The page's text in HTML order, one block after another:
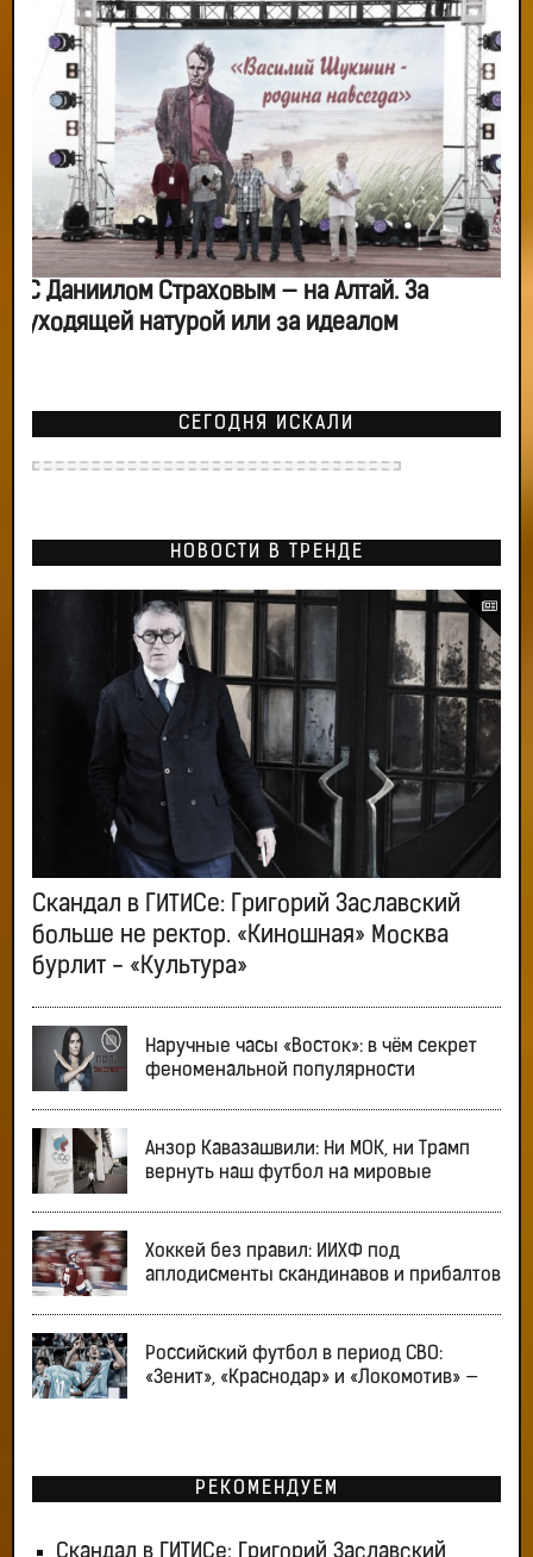
С Даниилом Страховым — на Алтай. За
уходящей натурой или за идеалом
СЕГОДНЯ ИСКАЛИ
НОВОСТИ В ТРЕНДЕ
Скандал в ГИТИСе: Григорий Заславский
больше не ректор. «Киношная» Москва
бурлит - «Культура»
Наручные часы «Восток»: в чём секрет
феноменальной популярности
Анзор Кавазашвили: Ни МОК, ни Трамп
вернуть наш футбол на мировые
Хоккей без правил: ИИХФ под
аплодисменты скандинавов и прибалтов
Российский футбол в период СВО:
«Зенит», «Краснодар» и «Локомотив» —
РЕКОМЕНДУЕМ